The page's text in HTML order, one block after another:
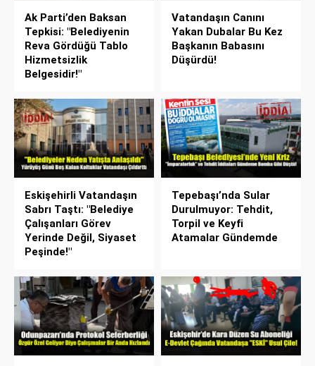
Ak Parti’den Baksan
Tepkisi: "Belediyenin
Reva Gördüğü Tablo
Hizmetsizlik
Belgesidir!"
Vatandaşın Canını
Yakan Dubalar Bu Kez
Başkanın Babasını
Düşürdü!
Eskişehirli Vatandaşın
Sabrı Taştı: "Belediye
Çalışanları Görev
Yerinde Değil, Siyaset
Peşinde!"
Tepebaşı’nda Sular
Durulmuyor: Tehdit,
Torpil ve Keyfi
Atamalar Gündemde